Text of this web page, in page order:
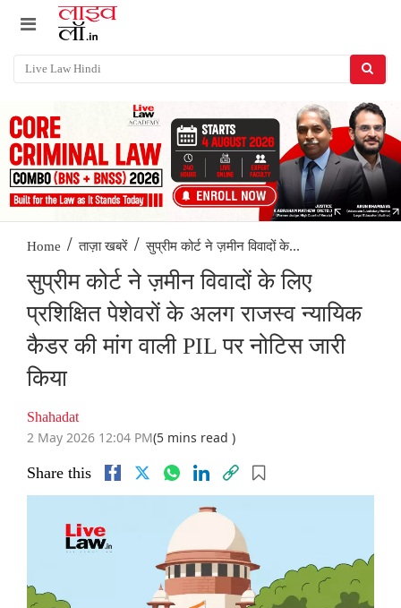
Home / ताज़ा खबरें / सुप्रीम कोर्ट ने ज़मीन विवादों के...
सुप्रीम कोर्ट ने ज़मीन विवादों के लिए
प्रशिक्षित पेशेवरों के अलग राजस्व न्यायिक
कैडर की मांग वाली PIL पर नोटिस जारी
किया
Shahadat
2 May 2026 12:04 PM(5 mins read )
Share this